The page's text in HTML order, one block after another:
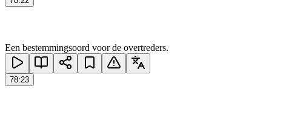
Een bestemmingsoord voor de overtreders.
78:23